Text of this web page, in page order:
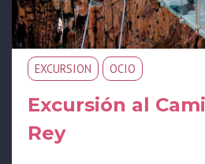
EXCURSION OCIO
Excursión al
Rey